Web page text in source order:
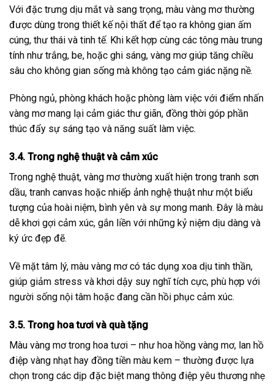
Với đặc trưng dịu mắt và sang trọng, màu vàng mơ thường
được dùng trong thiết kế nội thất để tạo ra không gian ấm
cúng, thư thái và tinh tế. Khi kết hợp cùng các tông màu trung
tính như trắng, be, hoặc ghi sáng, vàng mơ giúp tăng chiều
sâu cho không gian sống mà không tạo cảm giác nặng nề.
Phòng ngủ, phòng khách hoặc phòng làm việc với điểm nhấn
vàng mơ mang lại cảm giác thư giãn, đồng thời góp phần
thúc đẩy sự sáng tạo và năng suất làm việc.
3.4. Trong nghệ thuật và cảm xúc
Trong nghệ thuật, vàng mơ thường xuất hiện trong tranh sơn
dầu, tranh canvas hoặc nhiếp ảnh nghệ thuật như một biểu
tượng của hoài niệm, bình yên và sự mong manh. Đây là màu
dễ khơi gợi cảm xúc, gắn liền với những kỷ niệm dịu dàng và
ký ức đẹp đẽ.
Về mặt tâm lý, màu vàng mơ có tác dụng xoa dịu tinh thần,
giúp giảm stress và khơi dậy suy nghĩ tích cực, phù hợp với
người sống nội tâm hoặc đang cần hồi phục cảm xúc.
3.5. Trong hoa tươi và quà tặng
Màu vàng mơ trong hoa tươi – như hoa hồng vàng mơ, lan hồ
điệp vàng nhạt hay đồng tiền màu kem – thường được lựa
chọn trong các dịp đặc biệt mang thông điệp yêu thương nhẹ